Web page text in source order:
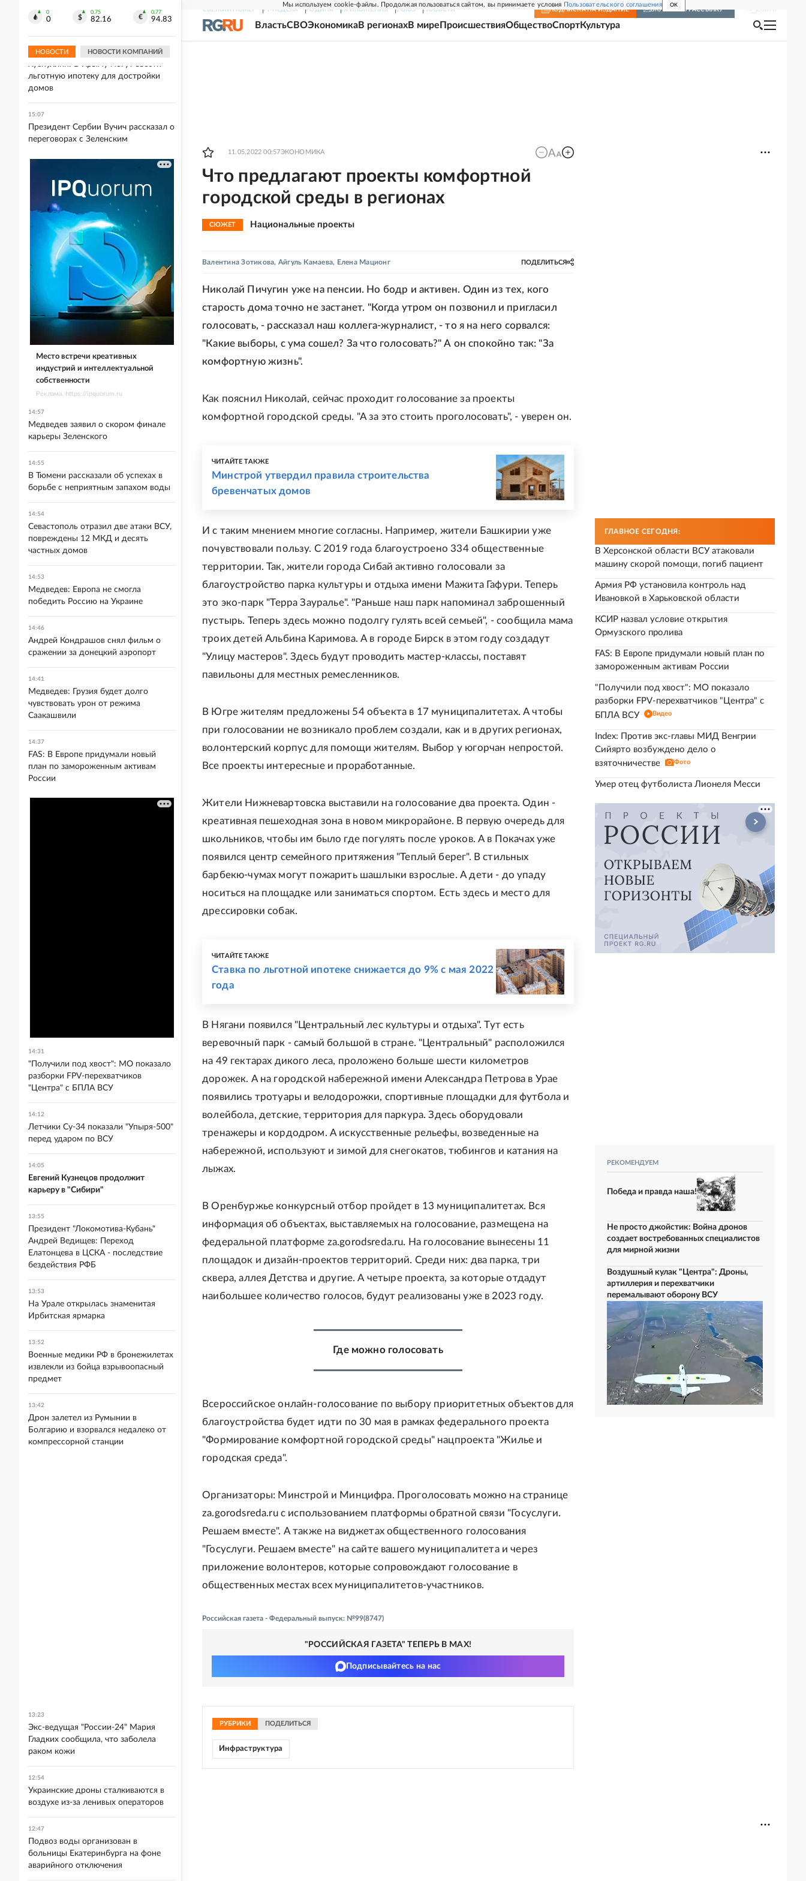
Мы используем cookie-файлы. Продолжая пользоваться сайтом, вы принимаете условия Пользовательского соглашения OK
СВЕЖИЙ НОМЕР РГ-НЕДЕЛЯ РОДИНА ПРИЛОЖЕНИЯ СОЮЗ НОВОСТИ ПОДПИСКА НА ИЗДАНИЕ ВКЛЮЧИТЬ РАССЫЛКУ
ВластьСВОЭкономикаВ регионахВ мире ПроисшествияОбществоСпортКультура
11.05.2022 00:57ЭКОНОМИКА
Что предлагают проекты комфортной
городской среды в регионах
СЮЖЕТ Национальные проекты
Валентина Зотикова, Айгуль Камаева, Елена Мационг ПОДЕЛИТЬСЯ
Николай Пичугин уже на пенсии. Но бодр и активен. Один из тех, кого
старость дома точно не застанет. "Когда утром он позвонил и пригласил
голосовать, - рассказал наш коллега-журналист, - то я на него сорвался:
"Какие выборы, с ума сошел? За что голосовать?" А он спокойно так: "За
комфортную жизнь".
Как пояснил Николай, сейчас проходит голосование за проекты
комфортной городской среды. "А за это стоить проголосовать", - уверен он.
ЧИТАЙТЕ ТАКЖЕ
Минстрой утвердил правила строительства
бревенчатых домов
И с таким мнением многие согласны. Например, жители Башкирии уже
почувствовали пользу. С 2019 года благоустроено 334 общественные
территории. Так, жители города Сибай активно голосовали за
благоустройство парка культуры и отдыха имени Мажита Гафури. Теперь
это эко-парк "Терра Зауралье". "Раньше наш парк напоминал заброшенный
пустырь. Теперь здесь можно подолгу гулять всей семьей", - сообщила мама
троих детей Альбина Каримова. А в городе Бирск в этом году создадут
"Улицу мастеров". Здесь будут проводить мастер-классы, поставят
павильоны для местных ремесленников.
В Югре жителям предложены 54 объекта в 17 муниципалитетах. А чтобы
при голосовании не возникало проблем создали, как и в других регионах,
волонтерский корпус для помощи жителям. Выбор у югорчан непростой.
Все проекты интересные и проработанные.
Жители Нижневартовска выставили на голосование два проекта. Один -
креативная пешеходная зона в новом микрорайоне. В первую очередь для
школьников, чтобы им было где погулять после уроков. А в Покачах уже
появился центр семейного притяжения "Теплый берег". В стильных
барбекю-чумах могут пожарить шашлыки взрослые. А дети - до упаду
носиться на площадке или заниматься спортом. Есть здесь и место для
дрессировки собак.
ЧИТАЙТЕ ТАКЖЕ
Ставка по льготной ипотеке снижается до 9% с мая 2022
года
В Нягани появился "Центральный лес культуры и отдыха". Тут есть
веревочный парк - самый большой в стране. "Центральный" расположился
на 49 гектарах дикого леса, проложено больше шести километров
дорожек. А на городской набережной имени Александра Петрова в Урае
появились тротуары и велодорожки, спортивные площадки для футбола и
волейбола, детские, территория для паркура. Здесь оборудовали
тренажеры и кордодром. А искусственные рельефы, возведенные на
набережной, используют и зимой для снегокатов, тюбингов и катания на
лыжах.
В Оренбуржье конкурсный отбор пройдет в 13 муниципалитетах. Вся
информация об объектах, выставляемых на голосование, размещена на
федеральной платформе za.gorodsreda.ru. На голосование вынесены 11
площадок и дизайн-проектов территорий. Среди них: два парка, три
сквера, аллея Детства и другие. А четыре проекта, за которые отдадут
наибольшее количество голосов, будут реализованы уже в 2023 году.
Где можно голосовать
Всероссийское онлайн-голосование по выбору приоритетных объектов для
благоустройства будет идти по 30 мая в рамках федерального проекта
"Формирование комфортной городской среды" нацпроекта "Жилье и
городская среда".
Организаторы: Минстрой и Минцифра. Проголосовать можно на странице
za.gorodsreda.ru с использованием платформы обратной связи "Госуслуги.
Решаем вместе". А также на виджетах общественного голосования
"Госуслуги. Решаем вместе" на сайте вашего муниципалитета и через
приложение волонтеров, которые сопровождают голосование в
общественных местах всех муниципалитетов-участников.
Российская газета - Федеральный выпуск: №99(8747)
"РОССИЙСКАЯ ГАЗЕТА" ТЕПЕРЬ В MAX!
Подписывайтесь на нас
РУБРИКИ ПОДЕЛИТЬСЯ
Инфраструктура
ГЛАВНОЕ СЕГОДНЯ:
В Херсонской области ВСУ атаковали
машину скорой помощи, погиб пациент
Армия РФ установила контроль над
Ивановкой в Харьковской области
КСИР назвал условие открытия
Ормузского пролива
FAS: В Европе придумали новый план по
замороженным активам России
"Получили под хвост": МО показало
разборки FPV-перехватчиков "Центра" с
БПЛА ВСУ
Видео
Index: Против экс-главы МИД Венгрии
Сийярто возбуждено дело о
взяточничестве
Фото
Умер отец футболиста Лионеля Месси
РЕКОМЕНДУЕМ
Победа и правда наша!
Не просто джойстик: Война дронов
создает востребованных специалистов
для мирной жизни
Воздушный кулак "Центра": Дроны,
артиллерия и перехватчики
перемалывают оборону ВСУ
0
0
0.75
82.16
0.77
94.83
НОВОСТИ НОВОСТИ КОМПАНИЙ
Овечкин заявил, что не
15:13
Хуснуллин: В Крыму могут ввести
льготную ипотеку для достройки
домов
15:07
Президент Сербии Вучич рассказал о
переговорах с Зеленским
Место встречи креативных
индустрий и интеллектуальной
собственности
Реклама. https://ipquorum.ru
14:57
Медведев заявил о скором финале
карьеры Зеленского
14:55
В Тюмени рассказали об успехах в
борьбе с неприятным запахом воды
14:54
Севастополь отразил две атаки ВСУ,
повреждены 12 МКД и десять
частных домов
14:53
Медведев: Европа не смогла
победить Россию на Украине
14:46
Андрей Кондрашов снял фильм о
сражении за донецкий аэропорт
14:41
Медведев: Грузия будет долго
чувствовать урон от режима
Саакашвили
14:37
FAS: В Европе придумали новый
план по замороженным активам
России
14:31
"Получили под хвост": МО показало
разборки FPV-перехватчиков
"Центра" с БПЛА ВСУ
14:12
Летчики Су-34 показали "Упыря-500"
перед ударом по ВСУ
14:05
Евгений Кузнецов продолжит
карьеру в "Сибири"
13:55
Президент "Локомотива-Кубань"
Андрей Ведищев: Переход
Елатонцева в ЦСКА - последствие
бездействия РФБ
13:53
На Урале открылась знаменитая
Ирбитская ярмарка
13:52
Военные медики РФ в бронежилетах
извлекли из бойца взрывоопасный
предмет
13:42
Дрон залетел из Румынии в
Болгарию и взорвался недалеко от
компрессорной станции
13:23
Экс-ведущая "России-24" Мария
Гладких сообщила, что заболела
раком кожи
12:54
Украинские дроны сталкиваются в
воздухе из-за ленивых операторов
12:47
Подвоз воды организован в
больницы Екатеринбурга на фоне
аварийного отключения